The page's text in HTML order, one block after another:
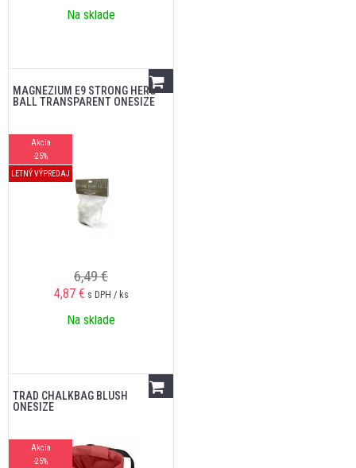
Na sklade
MAGNÉZIUM E9 STRONG HERO
BALL TRANSPARENT ONESIZE
Akcia
-25%
LETNÝ VÝPREDAJ
6,49 €
4,87 € s DPH / ks
Na sklade
TRAD CHALKBAG BLUSH
ONESIZE
Akcia
-25%